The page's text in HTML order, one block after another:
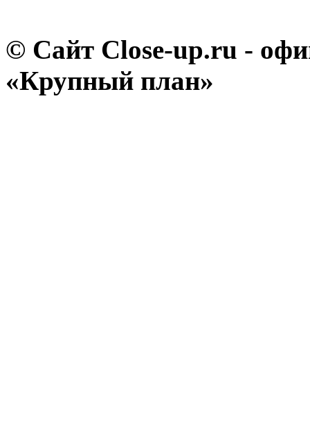
© Сайт Close-up.ru -
«Крупный план»